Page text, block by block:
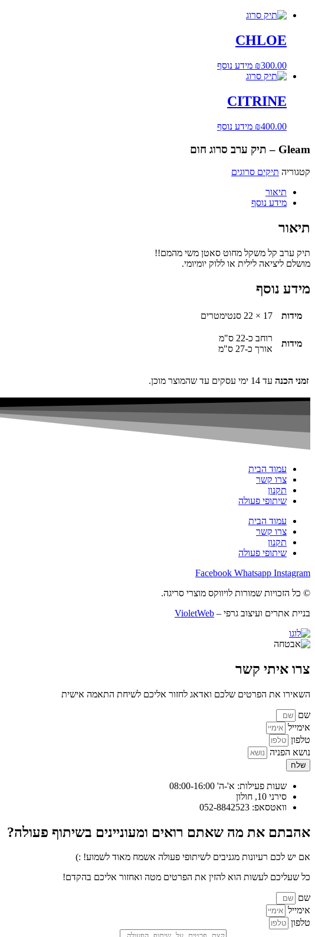
CHLOE
₪300.00 מידע נוסף
CITRINE
₪400.00 מידע נוסף
Gleam – תיק ערב סרוג חום
קטגוריה תיקים סרוגים
תיאור
מידע נוסף
תיאור
תיק ערב קל משקל מחוט סאטן משי מהמם!!
מושלם ליציאה לילית או ללוק יומיומי.
מידע נוסף
מידות 17 × 22 סנטימטרים
מידות
רוחב כ-22 ס"מ
אורך כ-27 ס"מ
זמני הכנה עד 14 ימי עסקים עד שהמוצר מוכן.
עמוד הבית
צרו קשר
תקנון
שיתופי פעולה
עמוד הבית
צרו קשר
תקנון
שיתופי פעולה
Facebook Whatsapp Instagram
© כל הזכויות שמורות לויווקס מוצרי סריגה.
בניית אתרים ועיצוב גרפי – VioletWeb
צרו איתי קשר
השאירו את הפרטים שלכם ואדאג לחזור אליכם לשיחת התאמה אישית
שם
אימייל
טלפון
נושא הפניה
שלח
שעות פעילות: א'-ה' 08:00-16:00
סירני 10, חולון
וואטסאפ: 052-8842523
אהבתם את מה שאתם רואים ומעוניינים בשיתוף פעולה?
אם יש לכם רעיונות מגניבים לשיתופי פעולה אשמח מאוד לשמוע! :)
כל שעליכם לעשות הוא להזין את הפרטים מטה ואחזור אליכם בהקדם!
שם
אימייל
טלפון